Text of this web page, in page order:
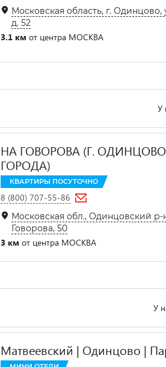
Московская область, г. Одинцово,
д. 52
3.1 км от центра МОСКВА
У
НА ГОВОРОВА (Г.
ГОРОДА)
КВАРТИРЫ ПОСУТОЧНО
8 (800) 707-55-86
Московская обл., Одинцовский р-
Говорова, 50
3 км от центра МОСКВА
У
Матвеевский | Одинцово |